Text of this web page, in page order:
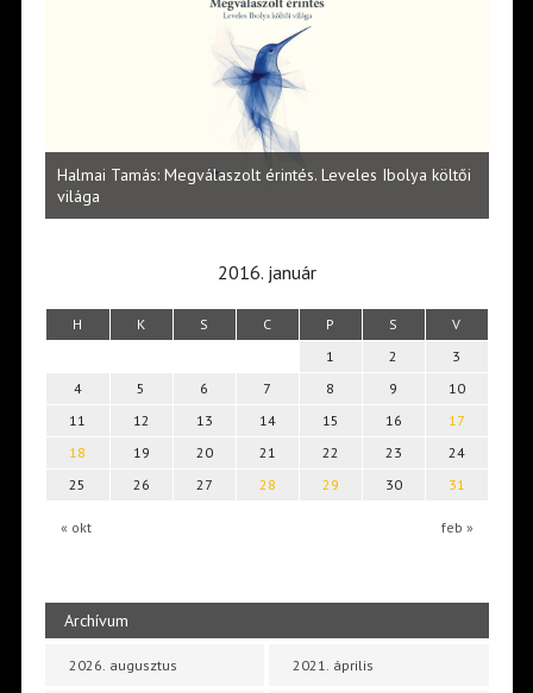
Halmai Tamás: Megválaszolt érintés. Leveles Ibolya költői
világa
2016. január
H K S C P S V
« okt feb »
1 2
3
4
5 6 7 8 9
10
11
12 13 14 15 16
17
18
19 20 21 22 23
24
25
26 27 28 29 30 31
Archívum
2026. augusztus 2021. április